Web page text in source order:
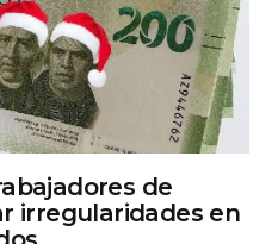
de
irregularidades en